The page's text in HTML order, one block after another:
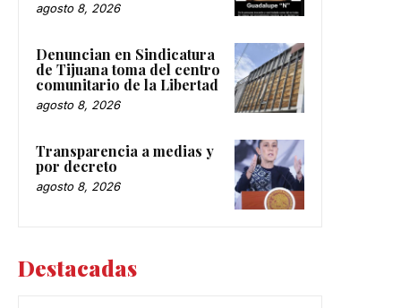
agosto 8, 2026
Denuncian en Sindicatura
de Tijuana toma del centro
comunitario de la Libertad
agosto 8, 2026
Transparencia a medias y
por decreto
agosto 8, 2026
Destacadas